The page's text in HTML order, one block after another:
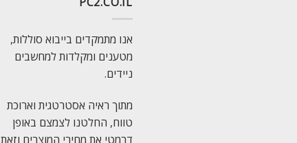
אנו מתמקדים בייבוא סוללות,
מטענים ומקלדות למחשבים
ניידים.
מתוך ראיה אסטרטגית וארוכת
טווח, החלטנו לצמצם באופן
דרמטי את מחירי המוצרים וזאת